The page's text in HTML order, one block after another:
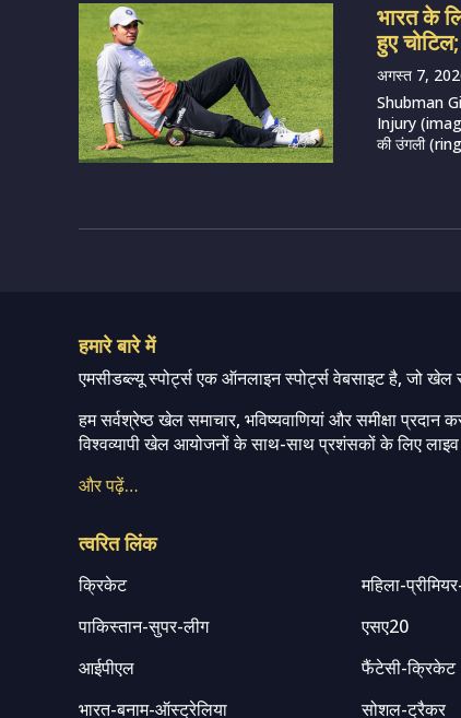
भारत के
हुए
अगस्त 7,
Shubman
Injury
की उंगली
हमारे बारे में
एमसीडब्ल्यू स्पोर्ट्स एक ऑनलाइन स्पोर्ट्स वेबसाइट है, जो खेल
हम सर्वश्रेष्ठ खेल समाचार, भविष्यवाणियां और समीक्षा
विश्वव्यापी खेल आयोजनों के साथ-साथ प्रशंसकों के लिए लाइव
और पढ़ें…
त्वरित लिंक
क्रिकेट महिला-
पाकिस्तान-सुपर-लीग
एसए20
आईपीएल
फैंटेसी-क्रिकेट
भारत-बनाम-ऑस्ट्रेलिया
सोशल-ट्रैकर